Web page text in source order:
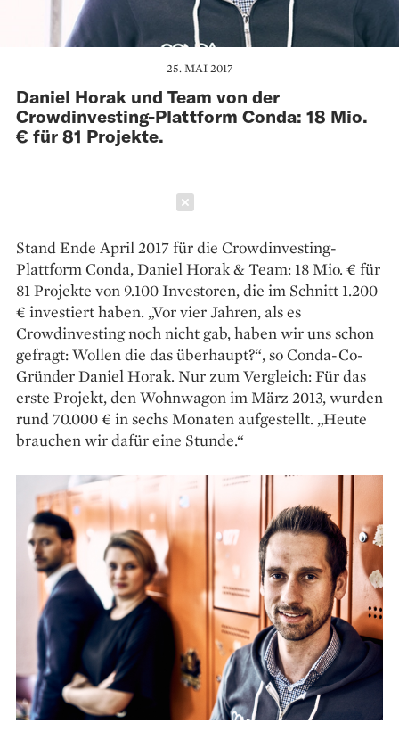
25. MAI 2017
Daniel Horak und Team von der
Crowdinvesting-Plattform Conda: 18 Mio.
€ für 81 Projekte.
Stand Ende April 2017 für die Crowdinvesting-
Plattform Conda, Daniel Horak & Team: 18 Mio. € für
81 Projekte von 9.100 Investoren, die im Schnitt 1.200
€ investiert haben. „Vor vier Jahren, als es
Crowdinvesting noch nicht gab, haben wir uns schon
gefragt: Wollen die das überhaupt?“, so Conda-Co-
Gründer Daniel Horak. Nur zum Vergleich: Für das
erste Projekt, den Wohnwagon im März 2013, wurden
rund 70.000 € in sechs Monaten aufgestellt. „Heute
brauchen wir dafür eine Stunde.“